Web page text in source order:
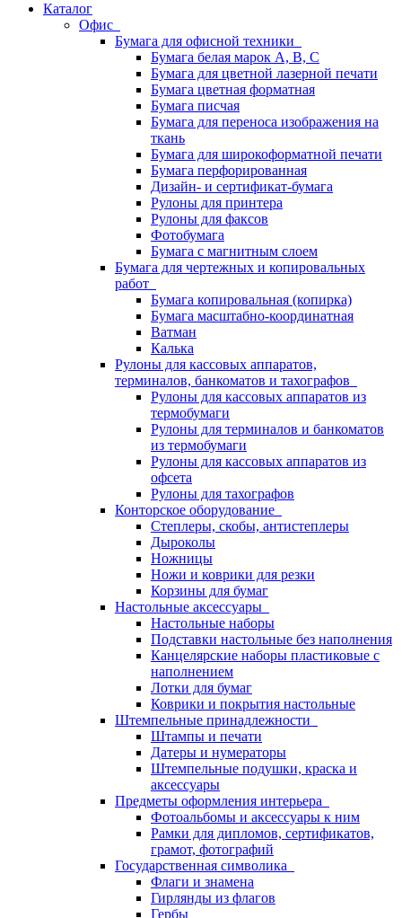
Каталог
Офис
Бумага для офисной техники
Бумага белая марок А, В, С
Бумага для цветной лазерной печати
Бумага цветная форматная
Бумага писчая
Бумага для переноса изображения на
ткань
Бумага для широкоформатной печати
Бумага перфорированная
Дизайн- и сертификат-бумага
Рулоны для принтера
Рулоны для факсов
Фотобумага
Бумага с магнитным слоем
Бумага для чертежных и копировальных
работ
Бумага копировальная (копирка)
Бумага масштабно-координатная
Ватман
Калька
Рулоны для кассовых аппаратов,
терминалов, банкоматов и тахографов
Рулоны для кассовых аппаратов из
термобумаги
Рулоны для терминалов и банкоматов
из термобумаги
Рулоны для кассовых аппаратов из
офсета
Рулоны для тахографов
Конторское оборудование
Степлеры, скобы, антистеплеры
Дыроколы
Ножницы
Ножи и коврики для резки
Корзины для бумаг
Настольные аксессуары
Настольные наборы
Подставки настольные без наполнения
Канцелярские наборы пластиковые с
наполнением
Лотки для бумаг
Коврики и покрытия настольные
Штемпельные принадлежности
Штампы и печати
Датеры и нумераторы
Штемпельные подушки, краска и
аксессуары
Предметы оформления интерьера
Фотоальбомы и аксессуары к ним
Рамки для дипломов, сертификатов,
грамот, фотографий
Государственная символика
Флаги и знамена
Гирлянды из флагов
Гербы